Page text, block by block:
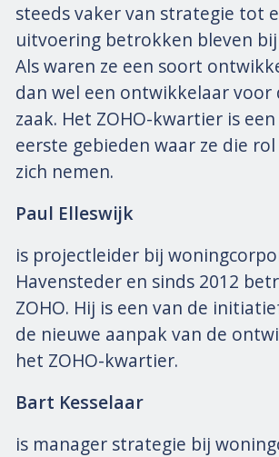
steeds vaker van strategie tot
uitvoering betrokken bleven
Als waren ze een soort
dan wel een ontwikkelaar voor
zaak. Het ZOHO-kwartier is
eerste gebieden waar ze die
zich nemen.
Paul Elleswijk
is projectleider bij
Havensteder en sinds 2012
ZOHO. Hij is een van de
de nieuwe aanpak van de
het ZOHO-kwartier.
Bart Kesselaar
is manager strategie bij